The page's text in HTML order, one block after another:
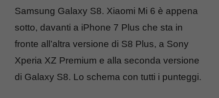
Samsung Galaxy S8. Xiaomi Mi 6 è appena
sotto, davanti a iPhone 7 Plus che sta in
fronte all’altra versione di S8 Plus, a Sony
Xperia XZ Premium e alla seconda versione
di Galaxy S8. Lo schema con tutti i punteggi.